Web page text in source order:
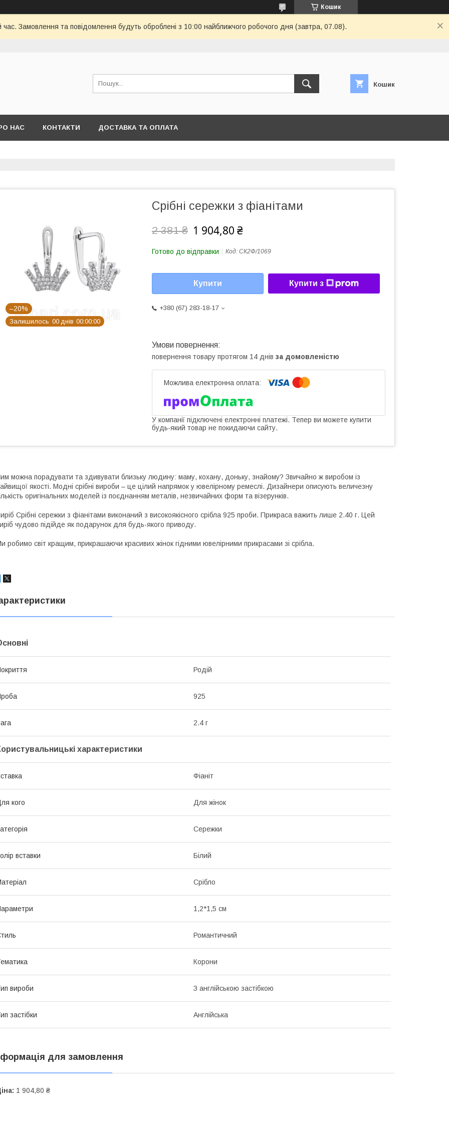
Кошик
час. Замовлення та повідомлення будуть оброблені з 10:00 найближчого робочого дня (завтра, 07.08).
Кошик
НАС КОНТАКТИ ДОСТАВКА ТА ОПЛАТА
–20%
Залишилось 00 днів 00 00 00
Срібні сережки з фіанітами
2 381 ₴ 1 904,80 ₴
Готово до відправки Код: СК2Ф/1069
Купити Купити з
+380 (67) 283-18-17
повернення товару протягом 14 днів за домовленістю
У компанії підключені електронні платежі. Тепер ви можете купити
будь-який товар не покидаючи сайту.
можна порадувати та здивувати близьку людину: маму, кохану, доньку, знайому? Звичайно ж виробом із
якості. Модні срібні вироби – це цілий напрямок у ювелірному ремеслі. Дизайнери описують величезну
оригінальних моделей із поєднанням металів, незвичайних форм та візерунків.
Срібні сережки з фіанітами виконаний з високоякісного срібла 925 проби. Прикраса важить лише 2.40 г. Цей
чудово підійде як подарунок для будь-якого приводу.
робимо світ кращим, прикрашаючи красивих жінок гідними ювелірними прикрасами зі срібла.
Родій
925
2.4 г
характеристики
Фіаніт
кого Для жінок
Сережки
вставки Білий
Срібло
1,2*1,5 см
Романтичний
Корони
вироби З англійською застібкою
застібки Англійська
для замовлення
1 904,80 ₴